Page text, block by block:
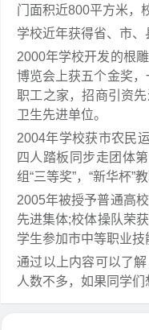
门面积近800平方米，
学校近年获得省、市、
2000年学校开发的根
博览会上获五个金奖
职工之家，招商引资
卫生先进单位。
2004年学校获市农民
四人踏板同步走团体
组“三等奖”，“新华杯”
2005年被授予普通高
先进集体;校体操队荣
学生参加市中等职业技
通过以上内容可以了
人数不多，如果同学们